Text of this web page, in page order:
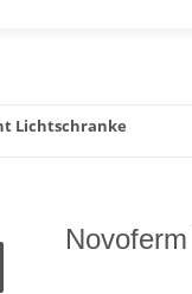
Lichtschranke